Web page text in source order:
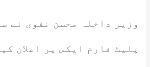
وزیر داخلہ محسن نقوی نے
پلیٹ فارم ایکس پر اعلان